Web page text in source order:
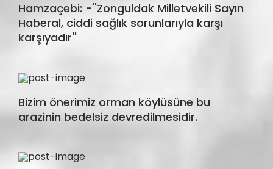
Hamzaçebi: -''Zonguldak Milletvekili Sayın
Haberal, ciddi sağlık sorunlarıyla karşı
karşıyadır''
Bizim önerimiz orman köylüsüne bu
arazinin bedelsiz devredilmesidir.